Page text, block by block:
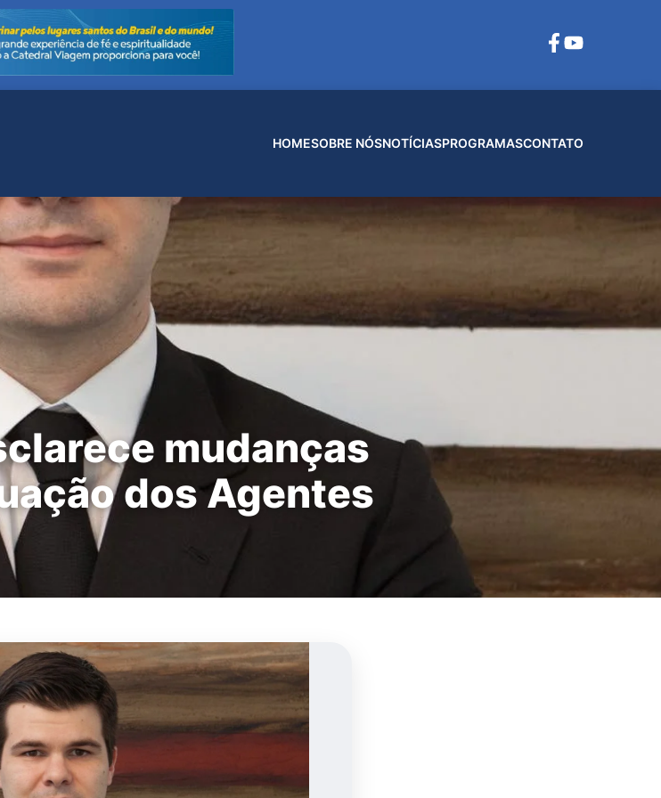
HOMESOBRE NÓSNOTÍCIASPROGRAMASCONTATO
mudanças
dos Agentes